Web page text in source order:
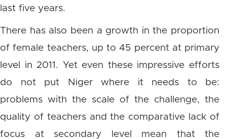
last five years.
There has also been a growth in the proportion
of female teachers, up to 45 percent at primary
level in 2011. Yet even these impressive efforts
do not put Niger where it needs to be:
problems with the scale of the challenge, the
quality of teachers and the comparative lack of
focus at secondary level mean that the